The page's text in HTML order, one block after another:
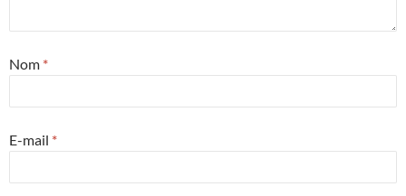
Nom *
E-mail *